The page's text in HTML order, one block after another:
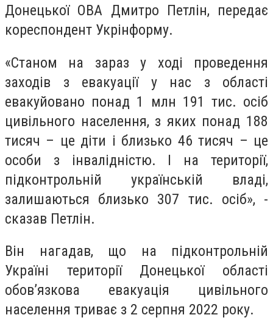
Донецької ОВА Дмитро Петлін, передає
кореспондент Укрінформу.
«Станом на зараз у ході проведення
заходів з евакуації у нас з області
евакуйовано понад 1 млн 191 тис. осіб
цивільного населення, з яких понад 188
тисяч – це діти і близько 46 тисяч – це
особи з інвалідністю. І на території,
підконтрольній українській владі,
залишаються близько 307 тис. осіб», -
сказав Петлін.
Він нагадав, що на підконтрольній
Україні території Донецької області
обов’язкова евакуація цивільного
населення триває з 2 серпня 2022 року.